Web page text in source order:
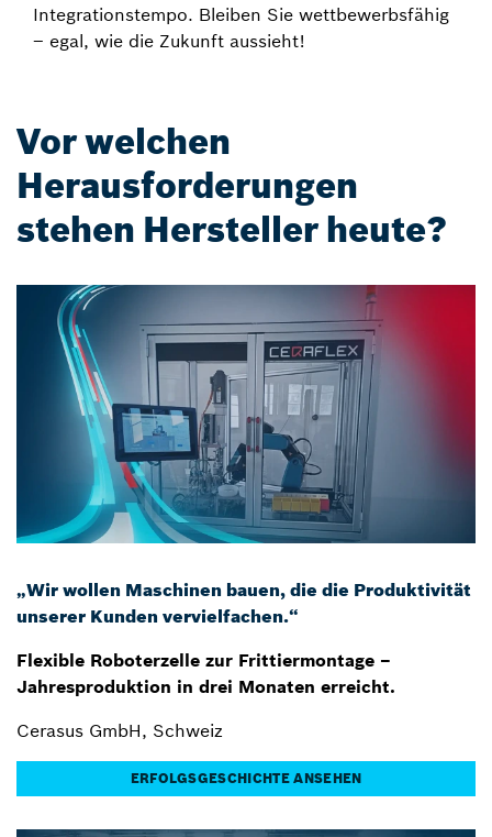
Integrationstempo. Bleiben Sie wettbewerbsfähig
– egal, wie die Zukunft aussieht!
Vor welchen
Herausforderungen
stehen Hersteller heute?
„Wir wollen Maschinen bauen, die die Produktivität
unserer Kunden vervielfachen.“
Flexible Roboterzelle zur Frittiermontage –
Jahresproduktion in drei Monaten erreicht.
Cerasus GmbH, Schweiz
ERFOLGSGESCHICHTE ANSEHEN